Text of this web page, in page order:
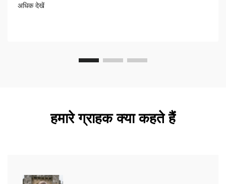
अधिक देखें
हमारे ग्राहक क्या कहते हैं